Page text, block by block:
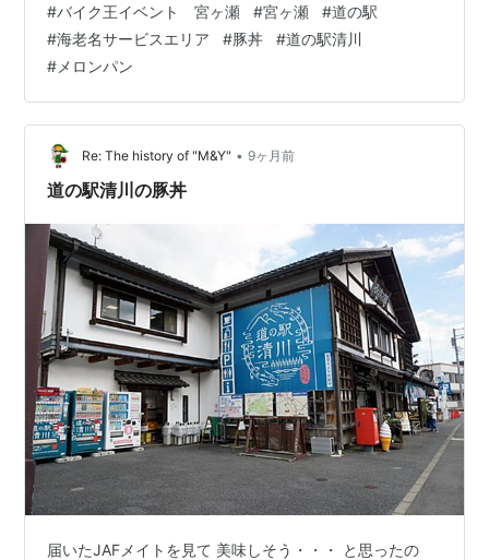
ーも高くなりましたね 自動販売機でも220円～ですよ 以
前の100円アップですね ゆっくりコーヒーをいただき Ｓ
Ａの店も見てまわりました メロンパンは相変わらずはや
っていました 蔵出しメロンパンというのもありましたよ
atsugi-lab.com ここでコーヒーだけ買いました …
#バイク王イベント 宮ヶ瀬 #宮ヶ瀬 #道の駅
#海老名サービスエリア #豚丼 #道の駅清川
# メロンパン
Re: The history of "M&Y" • 9ヶ月前
道の駅清川の豚丼
届いたJAFメイトを見て 美味しそう・・・ と思ったの